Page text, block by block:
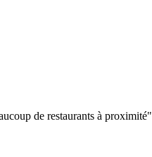
de restaurants à proximité"